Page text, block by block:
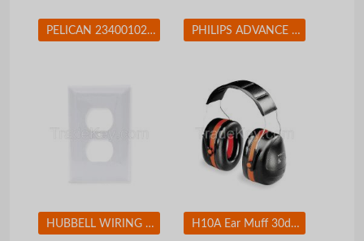
PELICAN 2340010245G Flashlight Xenon Yellow 10 L AA PHILIPS ADVANCE ICN2M32MC Electronic Ballast T8 Lamps 120/277V
HUBBELL WIRING DEVICE-KELLEMS NP8W Wall Plate Duplex 1Gang White H10A Ear Muff 30dB Over-the-Head Black/Orange